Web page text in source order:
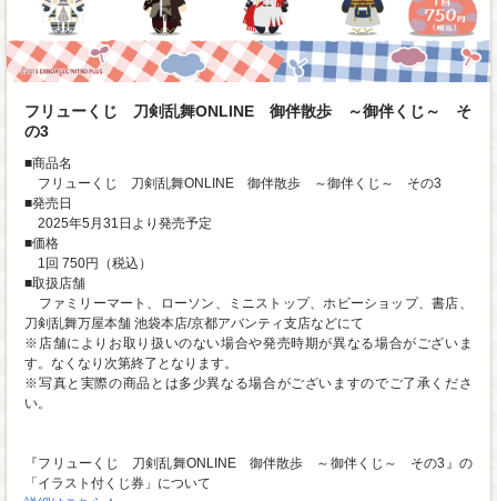
フリューくじ 刀剣乱舞ONLINE 御伴散歩 ～御伴くじ～ そ
の3
■商品名
フリューくじ 刀剣乱舞ONLINE 御伴散歩 ～御伴くじ～ その3
■発売日
2025年5月31日より発売予定
■価格
1回 750円（税込）
■取扱店舗
ファミリーマート、ローソン、ミニストップ、ホビーショップ、書店、
刀剣乱舞万屋本舗 池袋本店/京都アバンティ支店などにて
※店舗によりお取り扱いのない場合や発売時期が異なる場合がございま
す。なくなり次第終了となります。
※写真と実際の商品とは多少異なる場合がございますのでご了承くださ
い。
『フリューくじ 刀剣乱舞ONLINE 御伴散歩 ～御伴くじ～ その3』の
「イラスト付くじ券」について